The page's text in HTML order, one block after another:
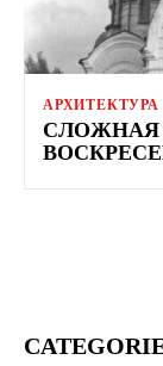
АРХИТЕКТУРА
СЛОЖНАЯ